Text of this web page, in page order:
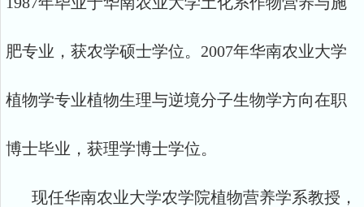
肥专业，获农学硕士学位。2007年华南农业大学
植物学专业植物生理与逆境分子生物学方向在职
博士毕业，获理学博士学位。
现任华南农业大学农学院植物营养学系教授，